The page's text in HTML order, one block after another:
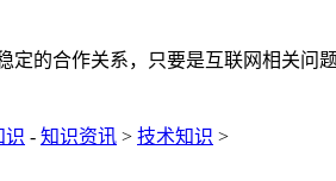
定的合作关系，只要是互联网相关问
识 - 知识资讯 > 技术知识 >